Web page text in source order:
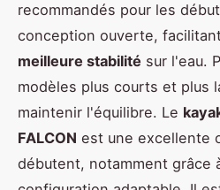
recommandés pour les
conception ouverte,
meilleure stabilité sur l'eau.
modèles plus courts et plus
maintenir l'équilibre. Le
FALCON est une excellente
débutent, notamment grâce